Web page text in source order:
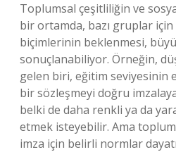
Toplumsal çeşitliliğin ve
bir ortamda, bazı gruplar için
biçimlerinin beklenmesi,
sonuçlanabiliyor. Örneğin,
gelen biri, eğitim seviyesinin
bir sözleşmeyi doğru
belki de daha renkli ya da
etmek isteyebilir. Ama toplum,
imza için belirli normlar